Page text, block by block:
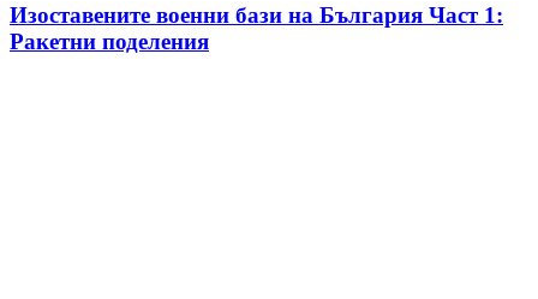
Изоставените военни бази на България Част 1:
Ракетни поделения